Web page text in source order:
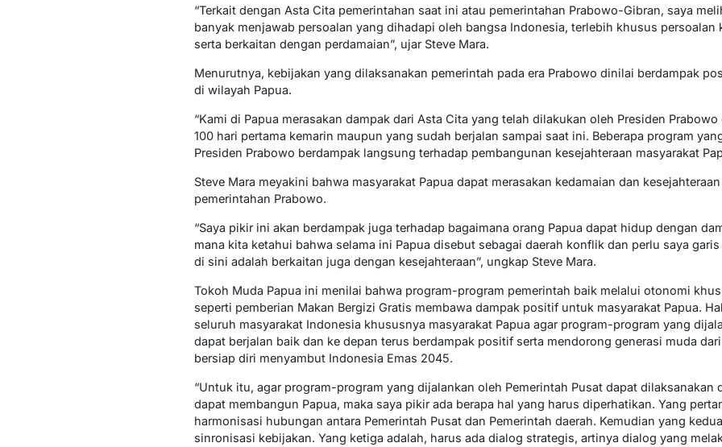
“Terkait dengan Asta Cita pemerintahan saat ini atau pemerintahan Prabowo-Gibran, saya
banyak menjawab persoalan yang dihadapi oleh bangsa Indonesia, terlebih khusus persoalan
serta berkaitan dengan perdamaian”, ujar Steve Mara.
Menurutnya, kebijakan yang dilaksanakan pemerintah pada era Prabowo dinilai berdampak
di wilayah Papua.
“Kami di Papua merasakan dampak dari Asta Cita yang telah dilakukan oleh Presiden
100 hari pertama kemarin maupun yang sudah berjalan sampai saat ini. Beberapa program
Presiden Prabowo berdampak langsung terhadap pembangunan kesejahteraan masyarakat
Steve Mara meyakini bahwa masyarakat Papua dapat merasakan kedamaian dan
pemerintahan Prabowo.
“Saya pikir ini akan berdampak juga terhadap bagaimana orang Papua dapat hidup dengan
mana kita ketahui bahwa selama ini Papua disebut sebagai daerah konflik dan perlu saya
di sini adalah berkaitan juga dengan kesejahteraan”, ungkap Steve Mara.
Tokoh Muda Papua ini menilai bahwa program-program pemerintah baik melalui otonomi
seperti pemberian Makan Bergizi Gratis membawa dampak positif untuk masyarakat Papua.
seluruh masyarakat Indonesia khususnya masyarakat Papua agar program-program yang
dapat berjalan baik dan ke depan terus berdampak positif serta mendorong generasi muda
bersiap diri menyambut Indonesia Emas 2045.
“Untuk itu, agar program-program yang dijalankan oleh Pemerintah Pusat dapat dilaksanakan
dapat membangun Papua, maka saya pikir ada berapa hal yang harus diperhatikan. Yang
harmonisasi hubungan antara Pemerintah Pusat dan Pemerintah daerah. Kemudian yang
sinronisasi kebijakan. Yang ketiga adalah, harus ada dialog strategis, artinya dialog yang